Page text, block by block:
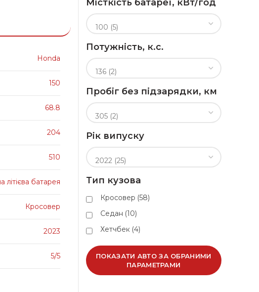
Honda
150
68.8
204
510
літієва батарея
Кросовер
2023
5/5
Місткість батареї, кВт/год
Потужність, к.с.
Пробіг без підзарядки, км
Рік випуску
Тип кузова
Кросовер (58)
Седан (10)
Хетчбек (4)
ПОКАЗАТИ АВТО ЗА ОБРАНИМИ
ПАРАМЕТРАМИ